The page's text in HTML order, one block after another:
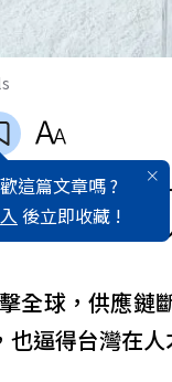
這篇文章嗎 ?
後立即收藏 !
正在遞減不是
的世代落差
全球，供應
逼得台灣在